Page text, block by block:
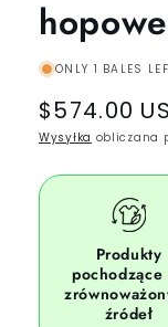
ONLY 1 BALES
Regular
price
$574.00
Wysyłka obliczana
Produkty
pochodzące
źródeł